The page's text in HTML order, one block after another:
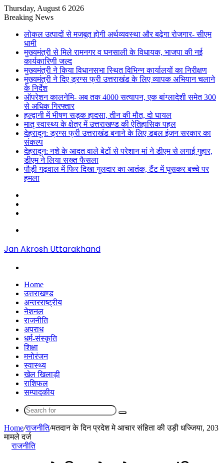
Thursday, August 6 2026
Breaking News
लोकल उत्पादों से मजबूत होगी अर्थव्यवस्था और बढ़ेगा रोजगार- सीएम
धामी
मुख्यमंत्री से मिले रामनगर व घनसाली के विधायक, भाजपा की नई
कार्यकारिणी जल्द
मुख्यमंत्री ने किया विधानसभा स्थित विभिन्न कार्यालयों का निरीक्षण
मुख्यमंत्री ने दिए ड्रग्स फ्री उत्तराखंड के लिए व्यापक अभियान चलाने
के निर्देश
ऑपरेशन कालनेमि- अब तक 4000 सत्यापन, एक बांग्लादेशी समेत 300
से अधिक गिरफ्तार
हल्द्वानी में भीषण सड़क हादसा, तीन की मौत, दो घायल
मातृ स्वास्थ्य के क्षेत्र में उत्तराखण्ड की ऐतिहासिक पहल
देहरादून: ड्रग्स फ्री उत्तराखंड बनाने के लिए डबल इंजन सरकार का
संकल्प
देहरादून: नशे के आदत वाले बेटों से परेशान मां ने डीएम से लगाई गुहार,
डीएम ने लिया सख्त फैसला
पौड़ी गढ़वाल में फिर दिखा गुलदार का आतंक, टैंट में घुसकर बच्चे पर
हमला
Jan Akrosh Uttarakhand
Home
उत्तराखण्ड
अन्तरराष्ट्रीय
नेशनल
राजनीति
अपराध
धर्म-संस्कृति
शिक्षा
मनोरंजन
स्वास्थ्य
खेल खिलाड़ी
राशिफल
सम्पादकीय
Search
Home/राजनीति/मतदान के दिन प्रदेश मे आचार संहिता की उड़ी धज्जिया, 203
मामले दर्ज
राजनीति